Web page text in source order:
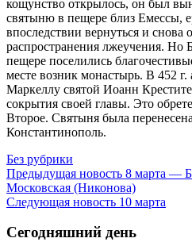
кощунство открылось, он был
святыню в пещере близ Емессы,
впоследствии вернуться и снова
распространения лжеучения. Но
пещере поселились
месте возник монастырь. В 452
Маркеллу святой Иоанн
сокрытия своей главы. Это
Второе. Святыня была
Константинополь.
Без рубрики
Предыдущая новость 8 марта —
Московская (Никонова)
Следующая новость 10 марта
Сегодняшний день